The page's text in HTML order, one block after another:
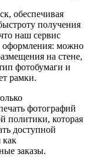
обеспечивая
получения
наш сервис
оформления: можно
на стене,
фотобумаги и
рамки.
фотографий
политики, которая
доступной
как
заказы.